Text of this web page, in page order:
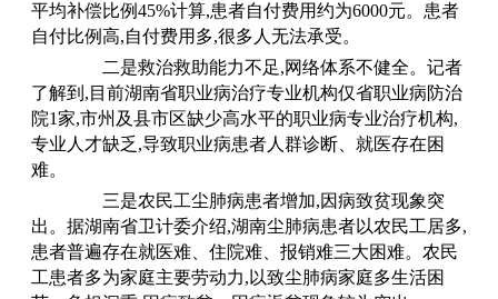
平均补偿比例45%计算,患者自付费用约为6000元。患者
自付比例高,自付费用多,很多人无法承受。
二是救治救助能力不足,网络体系不健全。记者
了解到,目前湖南省职业病治疗专业机构仅省职业病防治
院1家,市州及县市区缺少高水平的职业病专业治疗机构,
专业人才缺乏,导致职业病患者人群诊断、就医存在困
难。
三是农民工尘肺病患者增加,因病致贫现象突
出。据湖南省卫计委介绍,湖南尘肺病患者以农民工居多,
患者普遍存在就医难、住院难、报销难三大困难。农民
工患者多为家庭主要劳动力,以致尘肺病家庭多生活困